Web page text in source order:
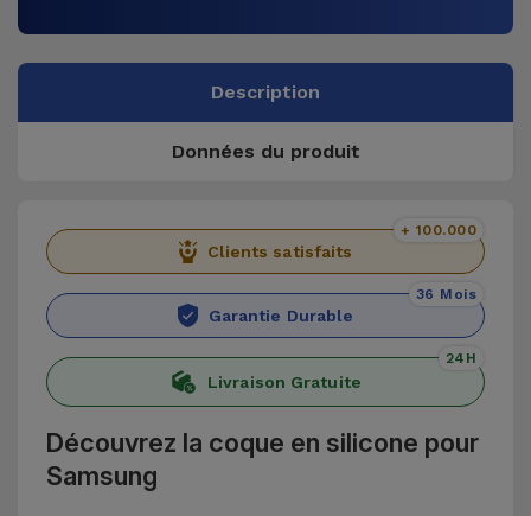
Description
Données du produit
Clients satisfaits
+ 100.000
Garantie Durable
36 Mois
Livraison Gratuite
24H
Découvrez la coque en silicone pour
Samsung